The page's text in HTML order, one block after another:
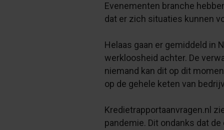
Evenementen branche
dat er zich situaties kunnen
Helaas gaan er gemiddeld in
werkloosheid achter. De
niemand kan dit op dit
op de gehele keten van
Kredietrapportaanvragen.nl
pandemie. Dit ondanks dat